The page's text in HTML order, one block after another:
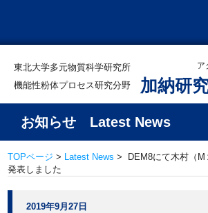
東北大学多元物質科学研究所
機能性粉体プロセス研究分野
加納研
ア
お知らせ Latest News
TOPページ > Latest News > DEM8にて木村（M
発表しました
2019年9月27日